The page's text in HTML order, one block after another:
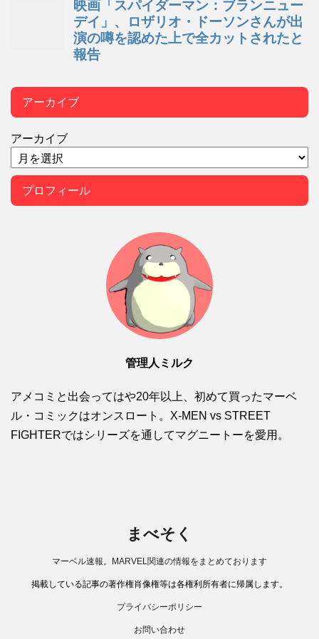
アーカイブ
アーカイブ
プロフィール
管理人ミルク
アメコミと出会ってはや20年以上、初めて買ったマーベ
ル・コミックはオンスロート。X-MEN vs STREET
FIGHTERではシリーズを通してマグニートーを愛用。
まべそく
マーベル速報。MARVEL関連の情報をまとめております
掲載している記事の著作権肖像権等は各権利所有者に帰属します。
プライバシーポリシー
お問い合わせ